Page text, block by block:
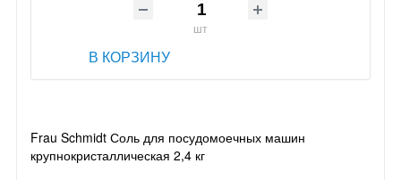
шт
В КОРЗИНУ
Frau Schmidt Соль для посудомоечных машин
крупнокристаллическая 2,4 кг